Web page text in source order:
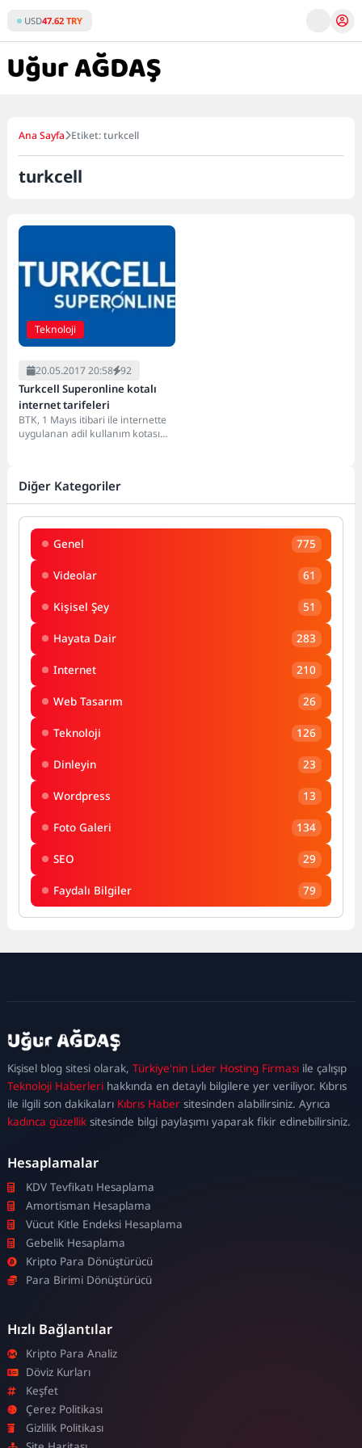
content
USD47.62 TRY
Ana Sayfa Etiket: turkcell
turkcell
Teknoloji
20.05.2017 20:58 92
Turkcell Superonline kotalı
internet tarifeleri
BTK, 1 Mayıs itibari ile internette
uygulanan adil kullanım kotasını
Diğer Kategoriler
Genel 775
Videolar 61
Kişisel Şey 51
Hayata Dair 283
Internet 210
Web Tasarım 26
Teknoloji 126
Dinleyin 23
Wordpress 13
Foto Galeri 134
SEO 29
Faydalı Bilgiler 79
Kişisel blog sitesi olarak,Türkiye'nin Lider Hosting Firması ile çalışıp
Teknoloji Haberleri hakkında en detaylı bilgilere yer veriliyor. Kıbrıs
ile ilgili son dakikaları Kıbrıs Haber sitesinden alabilirsiniz. Ayrıca
kadınca güzellik sitesinde bilgi paylaşımı yaparak fikir edinebilirsiniz.
kadıköy
escortmaltepe
escortataşehir
escortümraniye
escort
Hesaplamalar
KDV Tevfikatı Hesaplama
Amortisman Hesaplama
Vücut Kitle Endeksi Hesaplama
Gebelik Hesaplama
Kripto Para Dönüştürücü
Para Birimi Dönüştürücü
Hızlı Bağlantılar
Kripto Para Analiz
Döviz Kurları
Keşfet
Çerez Politikası
Gizlilik Politikası